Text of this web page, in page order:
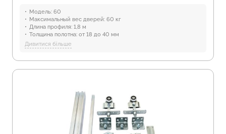
Модель: 60
Максимальный вес дверей: 60 кг
Длина профиля: 1,8 м
Толщина полотна: от 18 до 40 мм
Отрасли: Производство мебели
Предназначение:
Дивитися більше